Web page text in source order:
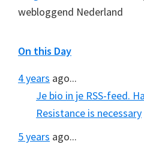
webloggend Nederland
On this Day
4 years ago...
Je bio in je RSS-feed.
Resistance is necessary
5 years ago...